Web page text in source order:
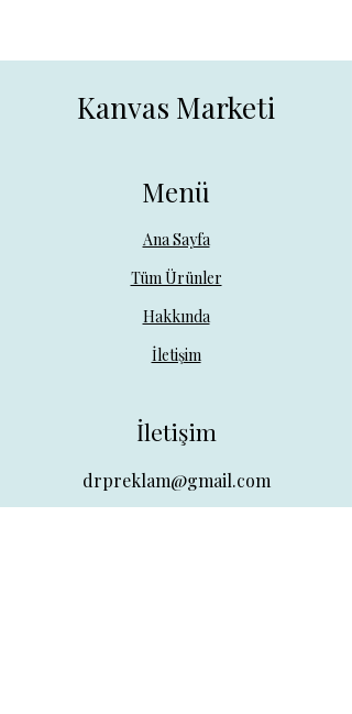
Kanvas Marketi
Menü
Ana Sayfa
Tüm Ürünler
Hakkında
İletişim
İletişim
drpreklam@gmail.com